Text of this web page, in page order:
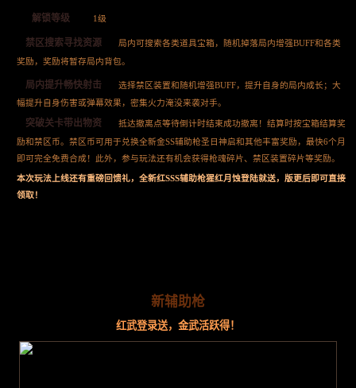
解锁等级 1级
禁区搜索寻找资源
局内可搜索各类道具宝箱，随机掉落局内增强BUFF和各类
奖励，奖励将暂存局内背包。
局内提升畅快射击
选择禁区装置和随机增强BUFF，提升自身的局内成长；大
幅提升自身伤害或弹幕效果，密集火力淹没来袭对手。
突破关卡带出物资
抵达撤离点等待倒计时结束成功撤离！结算时按宝箱结算奖
励和禁区币。禁区币可用于兑换全新金SS辅助枪圣日神启和其他丰富奖励，最快6个月
即可完全免费合成！此外，参与玩法还有机会获得枪魂碎片、禁区装置碎片等奖励。
本次玩法上线还有重磅回馈礼，全新红SSS辅助枪猩红月蚀登陆就送，版更后即可直接
领取！
新辅助枪
红武登录送，金武活跃得！